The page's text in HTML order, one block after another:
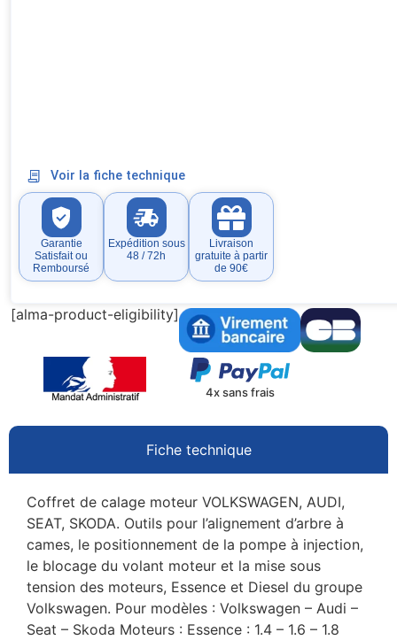
Voir la fiche technique
Garantie
Satisfait ou
Remboursé
Expédition sous
48 / 72h
Livraison
gratuite à partir
de 90€
[alma-product-eligibility]
4x sans frais
Fiche technique
Coffret de calage moteur VOLKSWAGEN, AUDI,
SEAT, SKODA. Outils pour l’alignement d’arbre à
cames, le positionnement de la pompe à injection,
le blocage du volant moteur et la mise sous
tension des moteurs, Essence et Diesel du groupe
Volkswagen. Pour modèles : Volkswagen – Audi –
Seat – Skoda Moteurs : Essence : 1.4 – 1.6 – 1.8